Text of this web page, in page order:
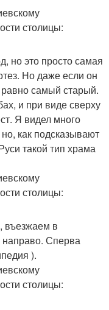
но это просто самая
Но даже если он
самый старый.
и при виде сверху
Я видел много
как подсказывают
такой тип храма
въезжаем в
направо. Сперва
).